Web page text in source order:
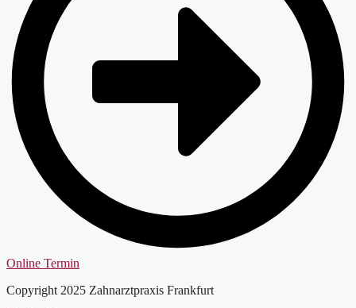
Online Termin
Copyright 2025 Zahnarztpraxis Frankfurt